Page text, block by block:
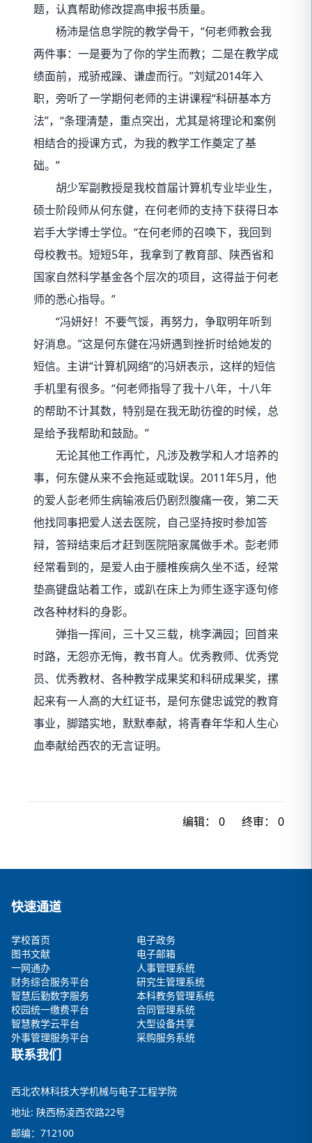
题，认真帮助修改提高申报书质量。
杨沛是信息学院的教学骨干，“何老师教会我
两件事：一是要为了你的学生而教；二是在教学成
绩面前，戒骄戒躁、谦虚而行。”刘斌2014年入
职，旁听了一学期何老师的主讲课程“科研基本方
法”，“条理清楚，重点突出，尤其是将理论和案例
相结合的授课方式，为我的教学工作奠定了基
础。”
胡少军副教授是我校首届计算机专业毕业生，
硕士阶段师从何东健，在何老师的支持下获得日本
岩手大学博士学位。“在何老师的召唤下，我回到
母校教书。短短5年，我拿到了教育部、陕西省和
国家自然科学基金各个层次的项目，这得益于何老
师的悉心指导。”
“冯妍好！不要气馁，再努力，争取明年听到
好消息。”这是何东健在冯妍遇到挫折时给她发的
短信。主讲“计算机网络”的冯妍表示，这样的短信
手机里有很多。“何老师指导了我十八年，十八年
的帮助不计其数，特别是在我无助彷徨的时候，总
是给予我帮助和鼓励。”
无论其他工作再忙，凡涉及教学和人才培养的
事，何东健从来不会拖延或耽误。2011年5月，他
的爱人彭老师生病输液后仍剧烈腹痛一夜，第二天
他找同事把爱人送去医院，自己坚持按时参加答
辩，答辩结束后才赶到医院陪家属做手术。彭老师
经常看到的，是爱人由于腰椎疾病久坐不适，经常
垫高键盘站着工作，或趴在床上为师生逐字逐句修
改各种材料的身影。
弹指一挥间，三十又三载，桃李满园；回首来
时路，无怨亦无悔，教书育人。优秀教师、优秀党
员、优秀教材、各种教学成果奖和科研成果奖，摞
起来有一人高的大红证书，是何东健忠诚党的教育
事业，脚踏实地，默默奉献，将青春年华和人生心
血奉献给西农的无言证明。
编辑： 0 终审： 0
快速通道
学校首页
电子政务
图书文献
电子邮箱
一网通办
人事管理系统
财务综合服务平台
研究生管理系统
智慧后勤数字服务
本科教务管理系统
校园统一缴费平台
合同管理系统
智慧教学云平台
大型设备共享
外事管理服务平台
采购服务系统
联系我们
西北农林科技大学机械与电子工程学院
地址: 陕西杨凌西农路22号
邮编：712100